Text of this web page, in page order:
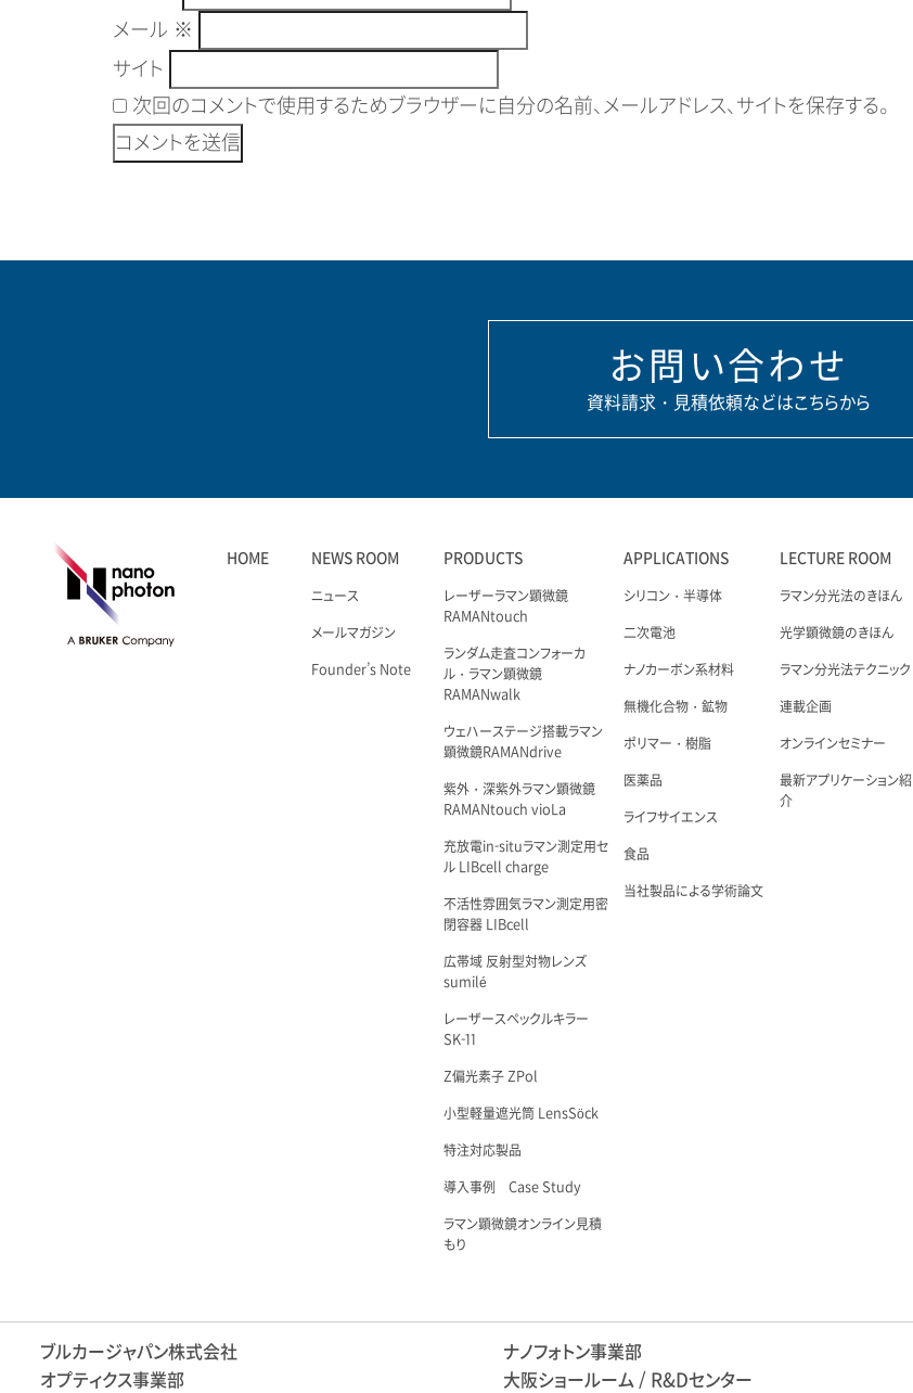
メール ※
サイト
次回のコメントで使用するためブラウザーに自分の名前、メールアドレス、サイトを保存する。
お問い合わせ
資料請求・見積依頼などはこちらから
HOME NEWS ROOM
ニュース
メールマガジン
Founder’s Note
PRODUCTS
レーザーラマン顕微鏡
RAMANtouch
ランダム走査コンフォーカ
ル・ラマン顕微鏡
RAMANwalk
ウェハーステージ搭載ラマン
顕微鏡RAMANdrive
紫外・深紫外ラマン顕微鏡
RAMANtouch vioLa
充放電in-situラマン測定用セ
ル LIBcell charge
不活性雰囲気ラマン測定用密
閉容器 LIBcell
広帯域 反射型対物レンズ
sumilé
レーザースペックルキラー
SK-11
Z偏光素子 ZPol
小型軽量遮光筒 LensSöck
特注対応製品
導入事例 Case Study
ラマン顕微鏡オンライン見積
もり
APPLICATIONS
シリコン・半導体
二次電池
ナノカーボン系材料
無機化合物・鉱物
ポリマー・樹脂
医薬品
ライフサイエンス
食品
当社製品による学術論文
LECTURE ROOM
ラマン分光法のきほん
光学顕微鏡のきほん
ラマン分光法テクニック
連載企画
オンラインセミナー
最新アプリケーション紹
介
ブルカージャパン株式会社
オプティクス事業部
ナノフォトン事業部
大阪ショールーム / R&Dセンター